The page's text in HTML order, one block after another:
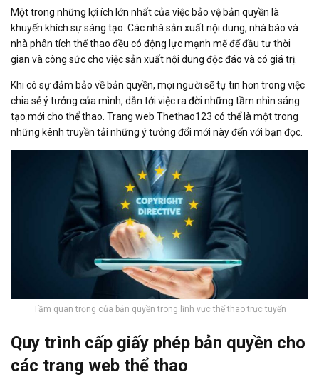
Một trong những lợi ích lớn nhất của việc bảo vệ bản quyền là
khuyến khích sự sáng tạo. Các nhà sản xuất nội dung, nhà báo và
nhà phân tích thể thao đều có động lực mạnh mẽ để đầu tư thời
gian và công sức cho việc sản xuất nội dung độc đáo và có giá trị.
Khi có sự đảm bảo về bản quyền, mọi người sẽ tự tin hơn trong việc
chia sẻ ý tưởng của mình, dẫn tới việc ra đời những tầm nhìn sáng
tạo mới cho thể thao. Trang web Thethao123 có thể là một trong
những kênh truyền tải những ý tưởng đổi mới này đến với bạn đọc.
Tầm quan trọng của bản quyền trong lĩnh vực thể thao trực tuyến
Quy trình cấp giấy phép bản quyền cho
các trang web thể thao